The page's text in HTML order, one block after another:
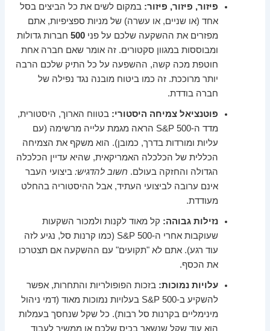
פיזור, פיזור, פיזור: במקום לשים את כל הביצים בסל
אחד (או שניים, או עשרה) של מניות ספציפיות, אתם
מפזרים את ההשקעה שלכם על פני500 חברות גדולות
ומבוססות במגוון סקטורים. זה אומר שאם חברה אחת
חוטפת מכה קשה, ההשפעה על כל התיק שלכם הרבה
יותר מרוככת. זה כמו ביטוח מובנה נגד נפילה של
חברה בודדת.
פוטנציאל צמיחה היסטורי: בטווח הארוך, היסטורית,
מדד ה-S&P 500 הראה מגמת עלייה מרשימה (עם
עליות ומורדות בדרך, כמובן). הוא משקף את הצמיחה
הכללית של הכלכלה האמריקאית, שהיא עדיין הכלכלה
הגדולה והחזקה בעולם. חשוב להדגיש: ביצועי העבר
אינם ערובה לביצועי העתיד, אבל ההיסטוריה בהחלט
מעודדת.
נזילות גבוהה: קל מאוד לקנות ולמכור השקעות
שעוקבות אחרי ה-S&P 500 (כמו קרנות סל, נגיע לזה
עוד רגע). אתם לא "תקועים" עם ההשקעה אם תצטרכו
את הכסף.
עלויות נמוכות: בזכות הפופולריות והתחרות, אפשר
להשקיע ב-S&P 500 בעלויות נמוכות מאוד (דמי ניהול
מינימליים בקרנות סל רבות). כל שקל שנחסך בעמלות
הוא עוד שקל שנשאר בכיס שלכם או ממשיך לעבוד